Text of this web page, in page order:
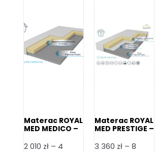
do
8
865 zł
Materac ROYAL
MED MEDICO –
2 010 zł – 4
Materac ROYAL
MED PRESTIGE –
3 360 zł – 8